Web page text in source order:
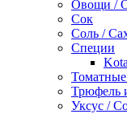
Овощи /
Сок
Соль /
Специи
Трюфель
Уксус /